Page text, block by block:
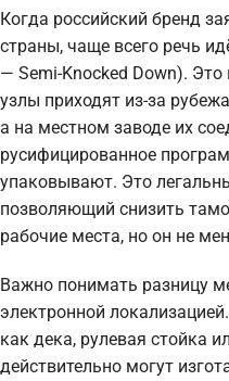
Когда российский бренд
страны, чаще всего речь
— Semi-Knocked Down).
узлы приходят из-за
а на местном заводе их
русифицированное
упаковывают. Это
позволяющий снизить
рабочие места, но он не
Важно понимать разницу
электронной
как дека, рулевая стойка
действительно могут